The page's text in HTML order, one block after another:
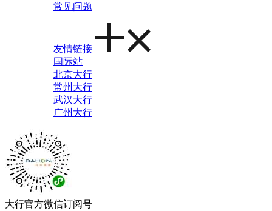
常见问题
友情链接
国际站
北京大行
常州大行
武汉大行
广州大行
大行官方微信订阅号